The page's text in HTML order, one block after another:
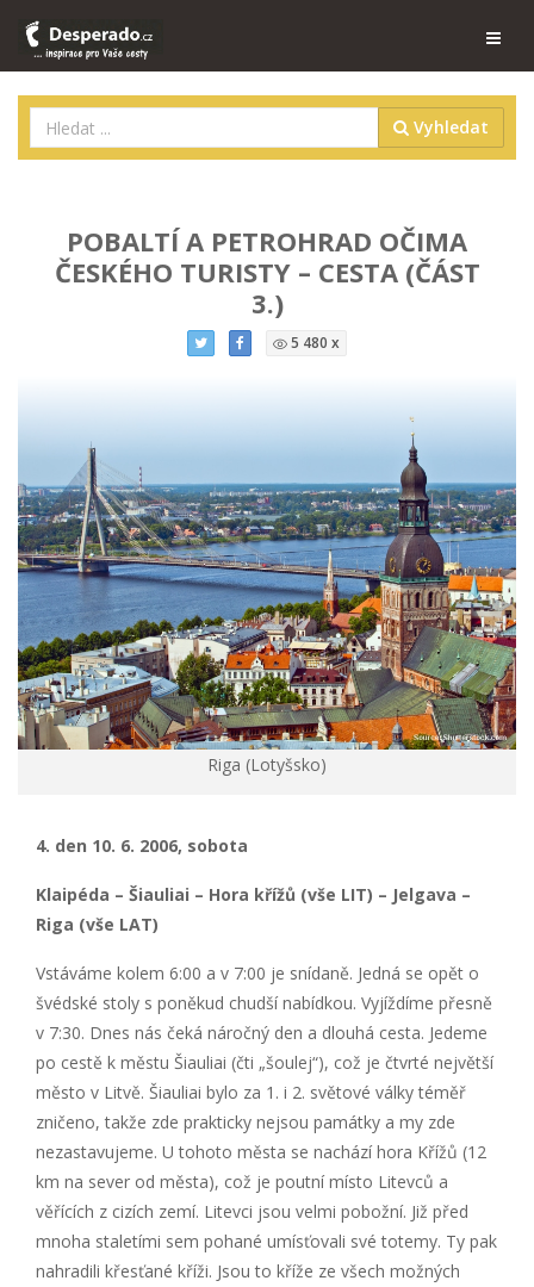
Vyhledat
POBALTÍ A PETROHRAD OČIMA
ČESKÉHO TURISTY – CESTA (ČÁST
3.)
5 480 x
Riga (Lotyšsko)
4. den 10. 6. 2006, sobota
Klaipéda – Šiauliai – Hora křížů (vše LIT) – Jelgava –
Riga (vše LAT)
Vstáváme kolem 6:00 a v 7:00 je snídaně. Jedná se opět o
švédské stoly s poněkud chudší nabídkou. Vyjíždíme přesně
v 7:30. Dnes nás čeká náročný den a dlouhá cesta. Jedeme
po cestě k městu Šiauliai (čti „šoulej“), což je čtvrté největší
město v Litvě. Šiauliai bylo za 1. i 2. světové války téměř
zničeno, takže zde prakticky nejsou památky a my zde
nezastavujeme. U tohoto města se nachází hora Křížů (12
km na sever od města), což je poutní místo Litevců a
věřících z cizích zemí. Litevci jsou velmi pobožní. Již před
mnoha staletími sem pohané umísťovali své totemy. Ty pak
nahradili křesťané kříži. Jsou to kříže ze všech možných